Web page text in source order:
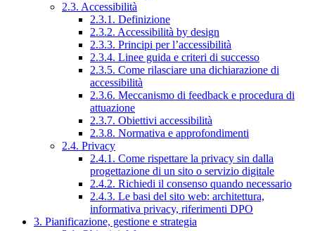
2.3. Accessibilità
2.3.1. Definizione
2.3.2. Accessibilità by design
2.3.3. Principi per l’accessibilità
2.3.4. Linee guida e criteri di successo
2.3.5. Come rilasciare una dichiarazione di
accessibilità
2.3.6. Meccanismo di feedback e procedura di
attuazione
2.3.7. Obiettivi accessibilità
2.3.8. Normativa e approfondimenti
2.4. Privacy
2.4.1. Come rispettare la privacy sin dalla
progettazione di un sito o servizio digitale
2.4.2. Richiedi il consenso quando necessario
2.4.3. Le basi del sito web: architettura,
informativa privacy, riferimenti DPO
3. Pianificazione, gestione e strategia